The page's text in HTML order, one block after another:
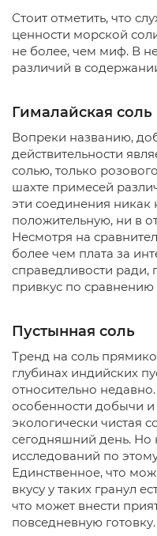
Стоит отметить, что
ценности морской
не более, чем миф. В
различий в
Гималайская соль
Вопреки названию,
действительности
солью, только
шахте примесей
эти соединения никак
положительную, ни в
Несмотря на
более чем плата за
справедливости
привкус по
Пустынная соль
Тренд на соль
глубинах индийских
относительно
особенности добычи и
экологически чистая
сегодняшний день. Но
исследований по
Единственное, что
вкусу у таких гранул
что может внести
повседневную готовку.